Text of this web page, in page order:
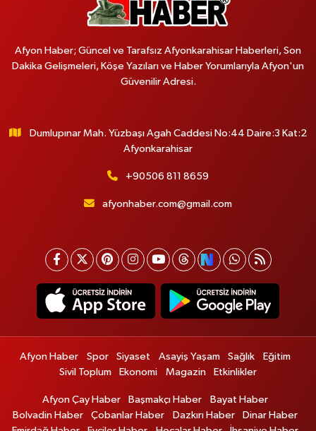
Afyon Haber; Güncel ve Tarafsız Afyonkarahisar Haberleri, Son
Dakika Gelişmeleri, Köşe Yazıları ve Haber Yorumlarıyla Afyon'un
Güvenilir Adresi.
Dumlupınar Mah. Yüzbaşı Agah Caddesi No:44 Daire:3 Kat:2
Afyonkarahisar
+90506 811 8659
afyonhaber.com@gmail.com
Afyon Haber Spor Siyaset Asayiş Yaşam Sağlık
Eğitim
Sivil Toplum
Ekonomi Magazin Etkinlikler
Afyon Çay Haber Başmakçı Haber
Bayat Haber
Bolvadin Haber
Çobanlar Haber Dazkırı Haber
Dinar Haber